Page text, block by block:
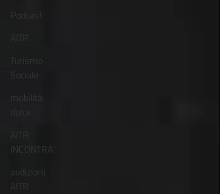
AITR
Turismo
Sociale
mobilità
AITR
INCONTRA
audizioni
AITR